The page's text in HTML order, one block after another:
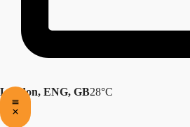
London, ENG, GB28°C